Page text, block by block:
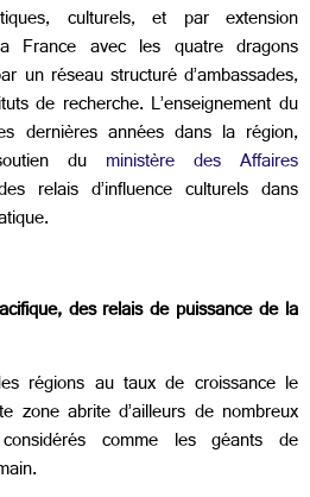
culturels, et par extension
la France avec les quatre dragons
un réseau structuré d’ambassades,
de recherche. L’enseignement du
dernières années dans la région,
du ministère des Affaires
relais d’influence culturels dans
des relais de puissance de la
régions au taux de croissance le
zone abrite d’ailleurs de nombreux
comme les géants de